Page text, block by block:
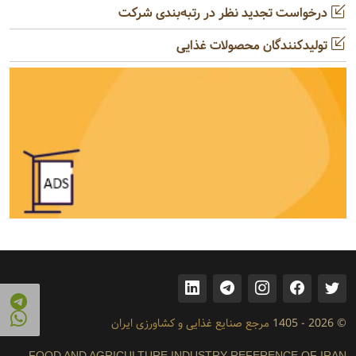
درخواست تجدید نظر در رتبه‌بندی شرکت
تولیدکنندگان محصولات غذایی
© 2026 - 1405 مرجع صنایع غذایی و کشاورزی ایران